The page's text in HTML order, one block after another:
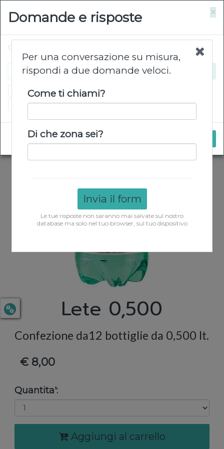
Lete 0,500
Confezione da12 bottiglie da 0,500 lt.
€ 8,00
Quantita':
Aggiungi al carrello
×
Domande e risposte
Chiedimi ciò che vuoi…
Come posso ordinare?
Quanto costa la consegna?
Quali sono i giorni di consegna e i paesi?
Per una conversazione su misura,
rispondi a due domande veloci.
Come ti chiami?
Di che zona sei?
Invia il form
Le tue risposte non saranno mai salvate sul nostro
database ma solo nel tuo browser, sul tuo dispositivo